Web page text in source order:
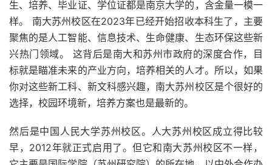
生、培养、毕业证、学位证都是南京大学的，含金量一模一
样。 南大苏州校区在2023年已经开始招收本科生了，主要
聚焦的是人工智能、信息技术、生命健康、生态环保这些新
兴热门领域。 这背后是南大和苏州市政府的深度合作，目
标就是瞄准未来的产业方向，培养相关的人才。所以，如果
你对这些新工科、新文科感兴趣，南大苏州校区是个很好的
选择，校园环境新，培养方案也是最新的。
然后是中国人民大学苏州校区。人大苏州校区成立得比较
早，2012年就正式启用了。但它和南大苏州校区不一样，